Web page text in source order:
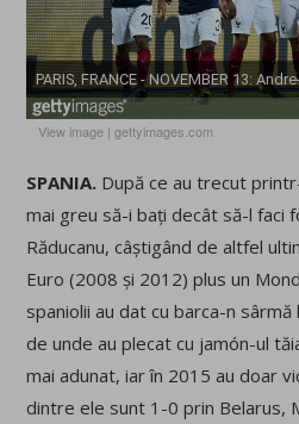
View image |gettyimages.com
SPANIA. După ce au trecut
mai greu să-i bați decât să-l faci
Răducanu, câștigând de altfel
Euro (2008 și 2012) plus un
spaniolii au dat cu barca-n
de unde au plecat cu jamón-ul
mai adunat, iar în 2015 au doar
dintre ele sunt 1-0 prin Belarus,